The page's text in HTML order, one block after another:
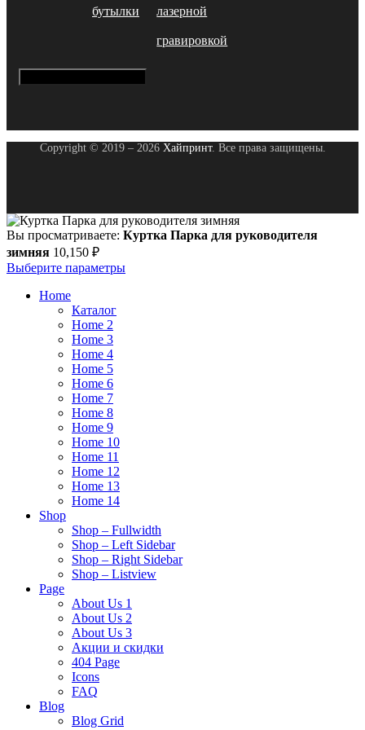
бутылки лазерной
гравировкой
Copyright © 2019 – 2026 Хайпринт. Все права защищены.
Вы просматриваете: Куртка Парка для руководителя
зимняя 10,150 ₽
Выберите параметры
Home
Каталог
Home 2
Home 3
Home 4
Home 5
Home 6
Home 7
Home 8
Home 9
Home 10
Home 11
Home 12
Home 13
Home 14
Shop
Shop – Fullwidth
Shop – Left Sidebar
Shop – Right Sidebar
Shop – Listview
Page
About Us 1
About Us 2
About Us 3
Акции и скидки
404 Page
Icons
FAQ
Blog
Blog Grid